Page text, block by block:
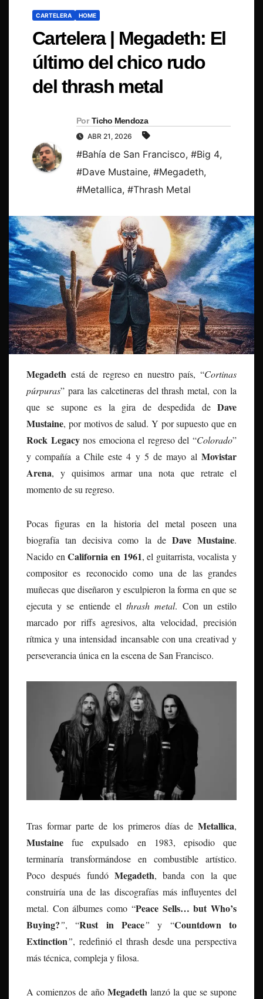
CARTELERA HOME
Cartelera | Megadeth: El
último del chico rudo
del thrash metal
Por Ticho Mendoza
ABR 21, 2026
#Bahía de San Francisco, #Big 4,
#Dave Mustaine, #Megadeth,
#Metallica, #Thrash Metal
Megadeth está de regreso en nuestro país, “Cortinas
púrpuras” para las calcetineras del thrash metal, con la
que se supone es la gira de despedida de Dave
Mustaine, por motivos de salud. Y por supuesto que en
Rock Legacynos emociona el regreso del “Colorado”
y compañía a Chile este 4 y 5 de mayo al Movistar
Arena, y quisimos armar una nota que retrate el
momento de su regreso.
Pocas figuras en la historia del metal poseen una
biografía tan decisiva como la de Dave Mustaine.
Nacido enCalifornia en 1961, el guitarrista, vocalista y
compositor es reconocido como una de las grandes
muñecas que diseñaron y esculpieron la forma en que se
ejecuta y se entiende elthrash metal. Con un estilo
marcado por riffs agresivos, alta velocidad, precisión
rítmica y una intensidad incansable con una creativad y
perseverancia única en la escena de San Francisco.
Tras formar parte de los primeros días de Metallica,
Mustaine fue expulsado en 1983, episodio que
terminaría transformándose en combustible artístico.
Poco después fundó Megadeth, banda con la que
construiría una de las discografías más influyentes del
metal. Con álbumes como “Peace Sells… but Who’s
Buying?”, “Rust in Peace” y “Countdown to
Extinction”, redefinió el thrash desde una perspectiva
más técnica, compleja y filosa.
A comienzos de año Megadeth lanzó la que se supone